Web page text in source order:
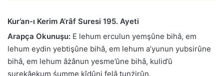
Kur’an-ı Kerim A’râf Suresi 195. Ayeti
Arapça Okunuşu: E lehum erculun yemşûne bihâ, em
lehum eydin yebtişûne bihâ, em lehum a’yunun yubsirûne
bihâ, em lehum âżânun yesme’ûne bihâ, kulid’û
şurekâekum śumme kîdûni felâ tunżirûn.